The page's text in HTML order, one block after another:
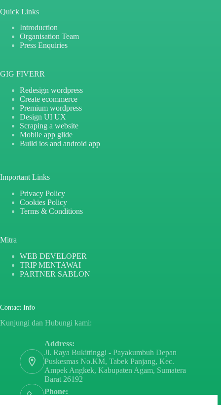
Quick Links
Introduction
Organisation Team
Press Enquiries
GIG FIVERR
Redesign wordpress
Create ecommerce
Premium wordpress
Design UI UX
Scraping a website
Mobile app glide
Build ios and android app
Important Links
Privacy Policy
Cookies Policy
Terms & Conditions
Mitra
WEB DEVELOPER
TRIP MENTAWAI
PARTNER SABLON
Contact Info
Kunjungi dan Hubungi kami:
Address:
Jl. Raya Bukittinggi - Payakumbuh Depan
Puskesmas No.KM, Tabek Panjang, Kec.
Ampek Angkek, Kabupaten Agam, Sumatera
Barat 26192
Phone: